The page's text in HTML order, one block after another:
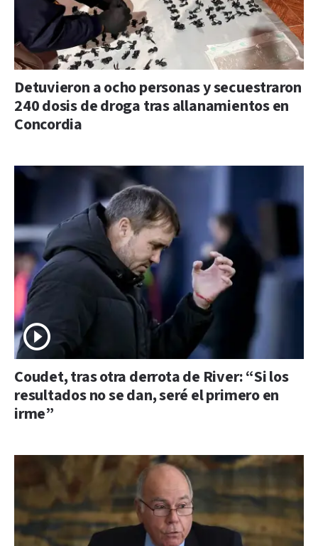
Detuvieron a ocho personas y secuestraron
240 dosis de droga tras allanamientos en
Concordia
Coudet, tras otra derrota de River: “Si los
resultados no se dan, seré el primero en
irme”